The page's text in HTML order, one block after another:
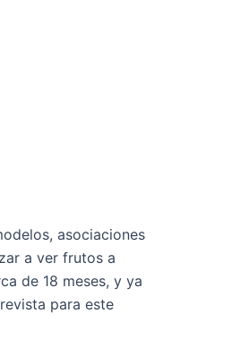
asociaciones
a ver frutos a
de 18 meses, y ya
para este